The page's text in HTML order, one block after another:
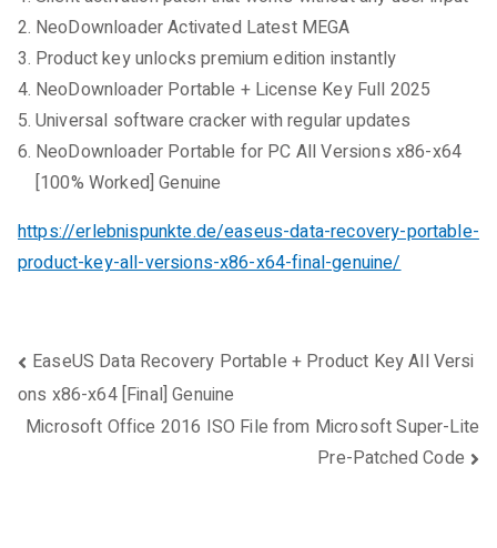
NeoDownloader Activated Latest MEGA
Product key unlocks premium edition instantly
NeoDownloader Portable + License Key Full 2025
Universal software cracker with regular updates
NeoDownloader Portable for PC All Versions x86-x64
[100% Worked] Genuine
https://erlebnispunkte.de/easeus-data-recovery-portable-
product-key-all-versions-x86-x64-final-genuine/
Beitragsnavigation
EaseUS Data Recovery Portable + Product Key All Versi
ons x86-x64 [Final] Genuine
Microsoft Office 2016 ISO File from Microsoft Super-Lite
Pre-Patched Code